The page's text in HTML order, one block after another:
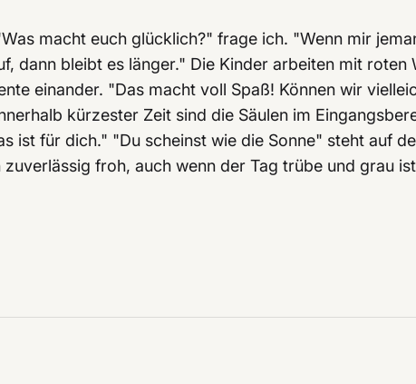
macht euch glücklich?" frage ich. "Wenn mir
dann bleibt es länger." Die Kinder arbeiten mit roten
einander. "Das macht voll Spaß! Können wir
kürzester Zeit sind die Säulen im
ist für dich." "Du scheinst wie die Sonne" steht auf
froh, auch wenn der Tag trübe und grau